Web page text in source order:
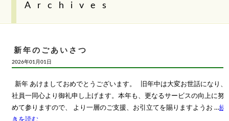
Archives
新年のごあいさつ
2026年01月01日
新年 あけましておめでとうございます。 旧年中は大変お世話になり、
社員一同心より御礼申し上げます。本年も、更なるサービスの向上に努
めて参りますので、 より一層のご支援、お引立てを賜りますようお …続